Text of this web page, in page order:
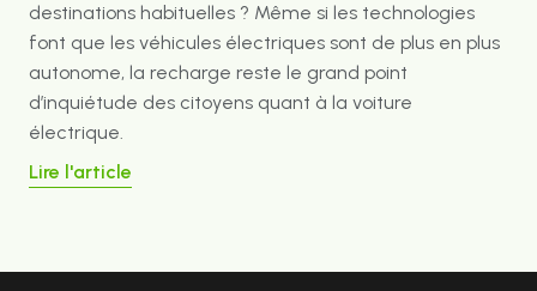
destinations habituelles ? Même si les technologies
font que les véhicules électriques sont de plus en plus
autonome, la recharge reste le grand point
d’inquiétude des citoyens quant à la voiture
électrique.
Lire l'article